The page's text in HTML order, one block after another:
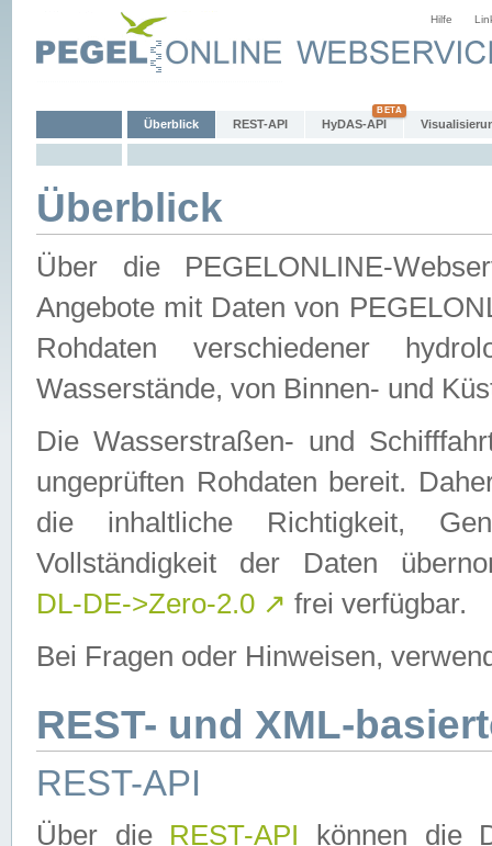
Hilfe
Überblick REST-API HyDAS-API
Überblick
Über die PEGELONLINE-
Angebote mit Daten von
Rohdaten verschiedener
Wasserstände, von Binnen- und
Die Wasserstraßen- und
ungeprüften Rohdaten bereit.
die inhaltliche Richtigkeit,
Vollständigkeit der Daten
DL-DE->Zero-2.0 ↗ frei verfügbar.
Bei Fragen oder Hinweisen,
REST- und XML-
REST-API
Über die REST-API können die